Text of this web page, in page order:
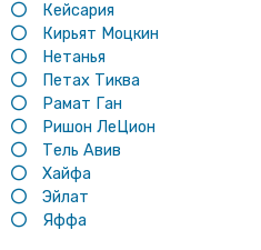
Кейсария
Кирьят Моцкин
Нетанья
Петах Тиква
Рамат Ган
Ришон ЛеЦион
Тель Авив
Хайфа
Эйлат
Яффа